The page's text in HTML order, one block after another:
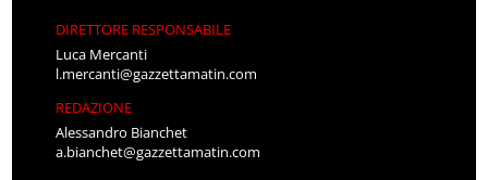
DIRETTORE RESPONSABILE
Luca Mercanti
l.mercanti@gazzettamatin.com
REDAZIONE
Alessandro Bianchet
a.bianchet@gazzettamatin.com